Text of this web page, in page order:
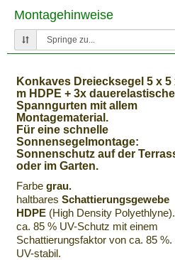
Montagehinweise
Konkaves Dreiecksegel 5 x 5
m HDPE + 3x dauerelastische
Spanngurten mit allem
Montagematerial.
Für eine schnelle
Sonnensegelmontage:
Sonnenschutz auf der
oder im Garten.
Farbe grau.
haltbares Schattierungsgewebe
HDPE (High Density Polyethlyne).
ca. 85 % UV-Schutz mit einem
Schattierungsfaktor von ca. 85 %.
UV-stabil.